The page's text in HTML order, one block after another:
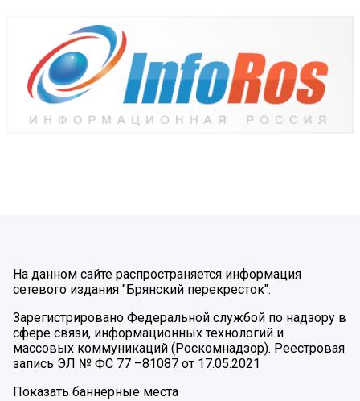
На данном сайте распространяется информация
сетевого издания "Брянский перекресток".
Зарегистрировано Федеральной службой по надзору в
сфере связи, информационных технологий и
массовых коммуникаций (Роскомнадзор). Реестровая
запись ЭЛ № ФС 77 –81087 от 17.05.2021
Показать баннерные места